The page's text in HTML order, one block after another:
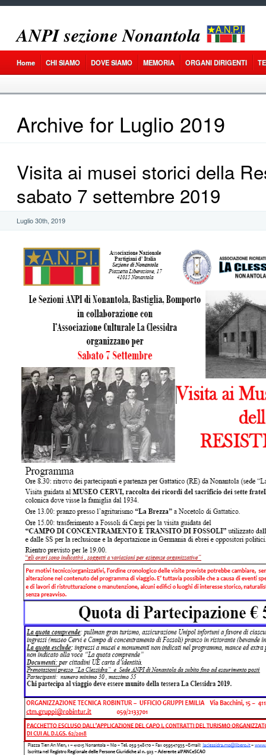
𝑨𝑵𝑷𝑰 𝒔𝒆𝒛𝒊𝒐𝒏𝒆 𝑵𝒐𝒏𝒂𝒏𝒕𝒐𝒍𝒂
Home CHI SIAMO DOVE SIAMO MEMORIA ORGANI DIRIGENTI
Archive for Luglio 2019
Visita ai musei storici della
sabato 7 settembre 2019
Luglio 30th, 2019